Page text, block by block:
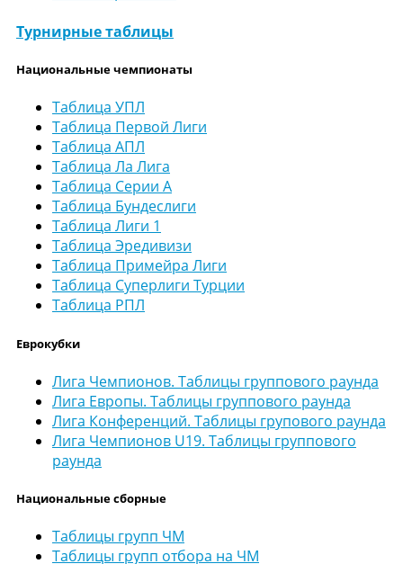
Турнирные таблицы
Национальные чемпионаты
Таблица УПЛ
Таблица Первой Лиги
Таблица АПЛ
Таблица Ла Лига
Таблица Серии А
Таблица Бундеслиги
Таблица Лиги 1
Таблица Эредивизи
Таблица Примейра Лиги
Таблица Суперлиги Турции
Таблица РПЛ
Еврокубки
Лига Чемпионов. Таблицы группового раунда
Лига Европы. Таблицы группового раунда
Лига Конференций. Таблицы групового раунда
Лига Чемпионов U19. Таблицы группового
раунда
Национальные сборные
Таблицы групп ЧМ
Таблицы групп отбора на ЧМ